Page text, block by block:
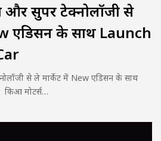
सुपर टेक्नोलॉजी से
एडिसन के साथ Launch
से ले मार्केट में New एडिसन के साथ
किआ मोटर्स…